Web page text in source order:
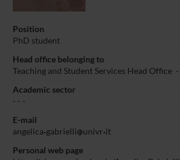
Position
PhD student
Head office belonging to
Teaching and Student Services Head Office -
Academic sector
- - -
E-mail
angelica gabrielli univr it
Personal web page